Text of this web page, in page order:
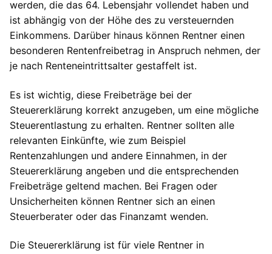
werden, die das 64. Lebensjahr vollendet haben und
ist abhängig von der Höhe des zu versteuernden
Einkommens. Darüber hinaus können Rentner einen
besonderen Rentenfreibetrag in Anspruch nehmen, der
je nach Renteneintrittsalter gestaffelt ist.
Es ist wichtig, diese Freibeträge bei der
Steuererklärung korrekt anzugeben, um eine mögliche
Steuerentlastung zu erhalten. Rentner sollten alle
relevanten Einkünfte, wie zum Beispiel
Rentenzahlungen und andere Einnahmen, in der
Steuererklärung angeben und die entsprechenden
Freibeträge geltend machen. Bei Fragen oder
Unsicherheiten können Rentner sich an einen
Steuerberater oder das Finanzamt wenden.
Die Steuererklärung ist für viele Rentner in